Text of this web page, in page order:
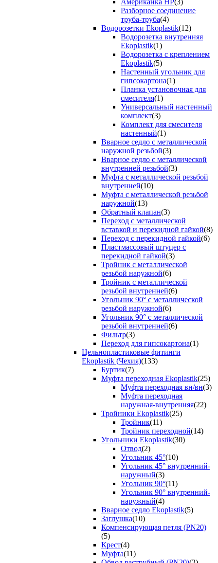
Американка НР(3)
Разборное соединение
труба-труба(4)
Водорозетки Ekoplastik(12)
Водорозетка внутренняя
Ekoplastik(1)
Водорозетка с креплением
Ekoplastik(5)
Настенный угольник для
гипсокартона(1)
Планка установочная для
смесителя(1)
Универсальный настенный
комплект(3)
Комплект для смесителя
настенный(1)
Вварное седло с металлической
наружной резьбой(3)
Вварное седло с металлической
внутренней резьбой(3)
Муфта с металлической резьбой
внутренней(10)
Муфта с металлической резьбой
наружной(13)
Обратный клапан(3)
Переход с металлической
вставкой и перекидной гайкой(8)
Переход с перекидной гайкой(6)
Пластмассовый штуцер с
перекидной гайкой(3)
Тройник с металлической
резьбой наружной(6)
Тройник с металлической
резьбой внутренней(6)
Угольник 90° с металлической
резьбой наружной(6)
Угольник 90° с металлической
резьбой внутренней(6)
Фильтр(3)
Переход для гипсокартона(1)
Цельнопластиковые фитинги
Ekoplastik (Чехия)(133)
Буртик(7)
Муфта переходная Ekoplastik(25)
Муфта переходная вн/вн(3)
Муфта переходная
наружная-внутренняя(22)
Тройники Ekoplastik(25)
Тройник(11)
Тройник переходной(14)
Угольники Ekoplastik(30)
Отвод(2)
Угольник 45°(10)
Угольник 45° внутренний-
наружный(3)
Угольник 90°(11)
Угольник 90° внутренний-
наружный(4)
Вварное седло Ekoplastik(5)
Заглушка(10)
Компенсирующая петля (PN20)
(5)
Крест(4)
Муфта(11)